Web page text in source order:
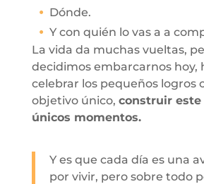
Dónde.
Y con quién lo vas a a
La vida da muchas vueltas,
decidimos embarcarnos hoy,
celebrar los pequeños logros
objetivo único, construir
únicos momentos.
Y es que cada día es una
por vivir, pero sobre todo